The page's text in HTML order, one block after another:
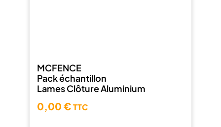
MCFENCE
Pack échantillon
Lames Clôture Aluminium
0,00 €TTC